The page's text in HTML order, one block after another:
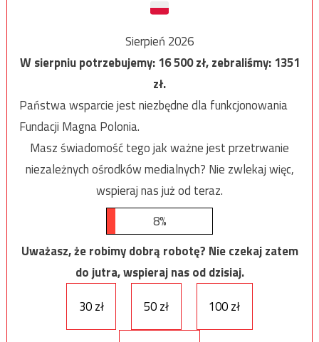
Sierpień 2026
W sierpniu potrzebujemy:16 500zł, zebraliśmy:1351
zł.
Państwa wsparcie jest niezbędne dla funkcjonowania
Fundacji Magna Polonia.
Masz świadomość tego jak ważne jest przetrwanie
niezależnych ośrodków medialnych? Nie zwlekaj więc,
wspieraj nas już od teraz.
8%
Uważasz, że robimy dobrą robotę? Nie czekaj zatem
do jutra, wspieraj nas od dzisiaj.
30 zł
50 zł 100 zł